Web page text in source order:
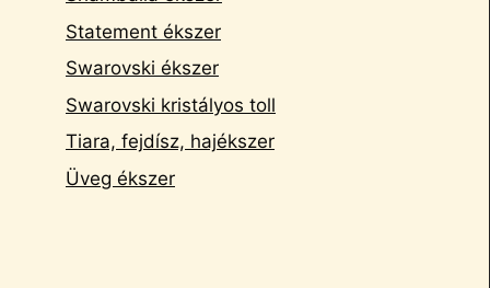
Statement ékszer
Swarovski ékszer
Swarovski kristályos toll
Tiara, fejdísz, hajékszer
Üveg ékszer